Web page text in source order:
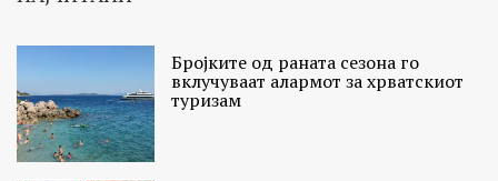
Бројките од раната сезона го
вклучуваат алармот за хрватскиот
туризам